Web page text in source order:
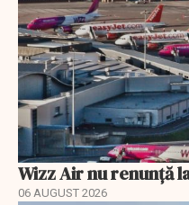
Wizz Air nu renunță
06 AUGUST 2026